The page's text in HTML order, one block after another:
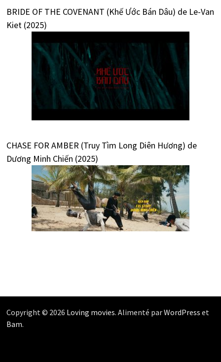
BRIDE OF THE COVENANT (Khế Ước Bán Dâu) de Le-Van
Kiet (2025)
CHASE FOR AMBER (Truy Tìm Long Diên Hương) de
Dương Minh Chiến (2025)
Copyright © 2026 Loving movies. Alimenté parWordPress et
Bam.